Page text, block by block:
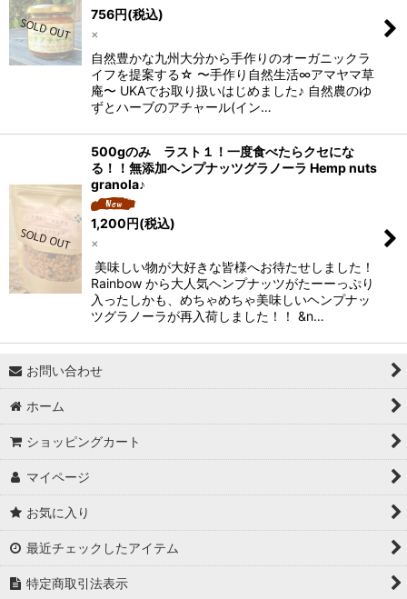
756円(税込)
×
自然豊かな九州大分から手作りのオーガニックラ
イフを提案する☆ 〜手作り自然生活∞アマヤマ草
庵〜 UKAでお取り扱いはじめました♪ 自然農のゆ
ずとハーブのアチャール(イン…
500gのみ ラスト１！一度食べたらクセにな
る！！無添加ヘンプナッツグラノーラ Hemp nuts
granola♪
1,200円(税込)
×
美味しい物が大好きな皆様へお待たせしました！
Rainbow から大人気ヘンプナッツがたーーっぷり
入ったしかも、めちゃめちゃ美味しいヘンプナッ
ツグラノーラが再入荷しました！！ &n…
お問い合わせ
ホーム
ショッピングカート
マイページ
お気に入り
最近チェックしたアイテム
特定商取引法表示